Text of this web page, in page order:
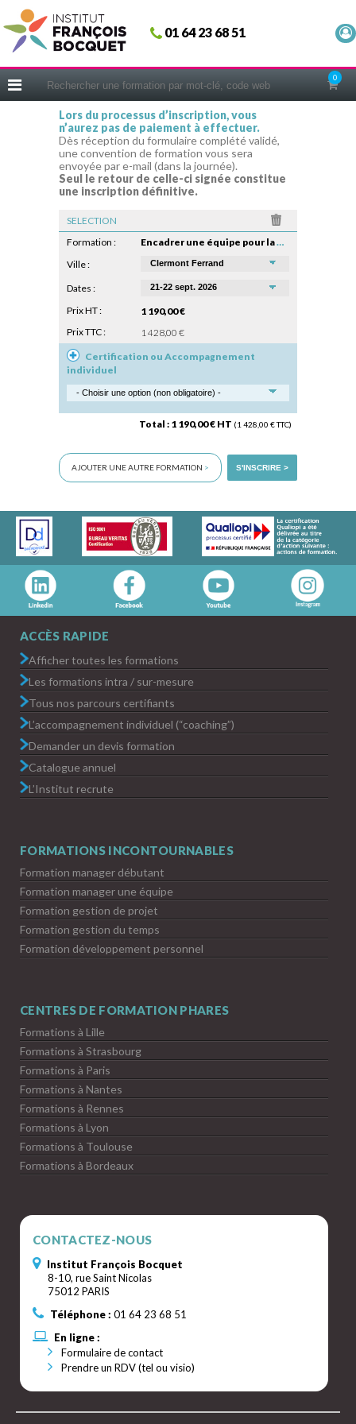
01 64 23 68 51
0
Fermer
ACCUEIL
CERIFICATIONS
INTRAS | SUR-MESURE
COACHING
EN PRATIQUE
CONSEILS MICRO-COACHING
PODCAST
WEBINAIRES
QUESTIONNAIRE GRATUIT
Lors du processus d’inscription, vous
n’aurez pas de paiement à effectuer.
Dès réception du formulaire complété validé,
une convention de formation vous sera
envoyée par e-mail (dans la journée).
Seul le retour de celle-ci signée constitue
une inscription définitive.
Total : 1 190,00 € HT (1 428,00 € TTC)
Formation :
Encadrer une équipe pour la première fois
Ville :
Dates :
Prix HT :
1 190,00 €
Prix TTC :
1 428,00 €
SELECTION
Certification ou Accompagnement
individuel
AJOUTER UNE AUTRE FORMATION > S'INSCRIRE >
ACCÈS RAPIDE
Afficher toutes les formations
Les formations intra / sur-mesure
Tous nos parcours certifiants
L’accompagnement individuel (“coaching”)
Demander un devis formation
Catalogue annuel
L’Institut recrute
FORMATIONS INCONTOURNABLES
Formation manager débutant
Formation manager une équipe
Formation gestion de projet
Formation gestion du temps
Formation développement personnel
CENTRES DE FORMATION PHARES
Formations à Lille
Formations à Strasbourg
Formations à Paris
Formations à Nantes
Formations à Rennes
Formations à Lyon
Formations à Toulouse
Formations à Bordeaux
CONTACTEZ-NOUS
Institut François Bocquet
8-10, rue Saint Nicolas
75012 PARIS
Téléphone : 01 64 23 68 51
En ligne :
Formulaire de contact
Prendre un RDV (tel ou visio)